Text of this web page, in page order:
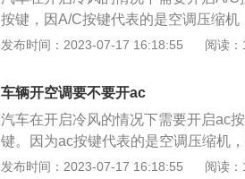
但是车主也不能长时间的开启空调，
的使用寿命。
按键，因A/C按键代表的是空调压缩
压缩机。汽车空调是指安装在汽车上
劳强度，提高行车安全。空调的制冷
器可以结合，此时发动机会带动压缩
并将制冷剂输送到蒸发箱内，制冷剂
蒸发箱，被冷却的蒸发箱可以冷却鼓
以吹出冷风。冬天不需要开A/C，因为
发布时间：2023-07-17 16:18:55 阅读
车辆开空调要不要开ac
汽车在开启冷风的情况下需要开启ac
键。因为ac按键代表的是空调压缩机
缩机。汽车空调不仅有空调压缩机，
发布时间：2023-07-17 16:18:55 阅读